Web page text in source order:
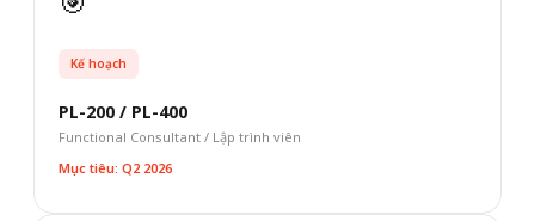
Kế hoạch
PL-200 / PL-400
Functional Consultant / Lập trình viên
Mục tiêu: Q2 2026